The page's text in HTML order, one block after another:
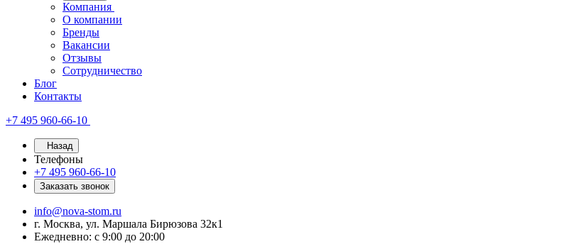
Компания
О компании
Бренды
Вакансии
Отзывы
Сотрудничество
Блог
Контакты
+7 495 960-66-10
Назад
Телефоны
+7 495 960-66-10
Заказать звонок
info@nova-stom.ru
г. Москва, ул. Маршала Бирюзова 32к1
Ежедневно: с 9:00 до 20:00